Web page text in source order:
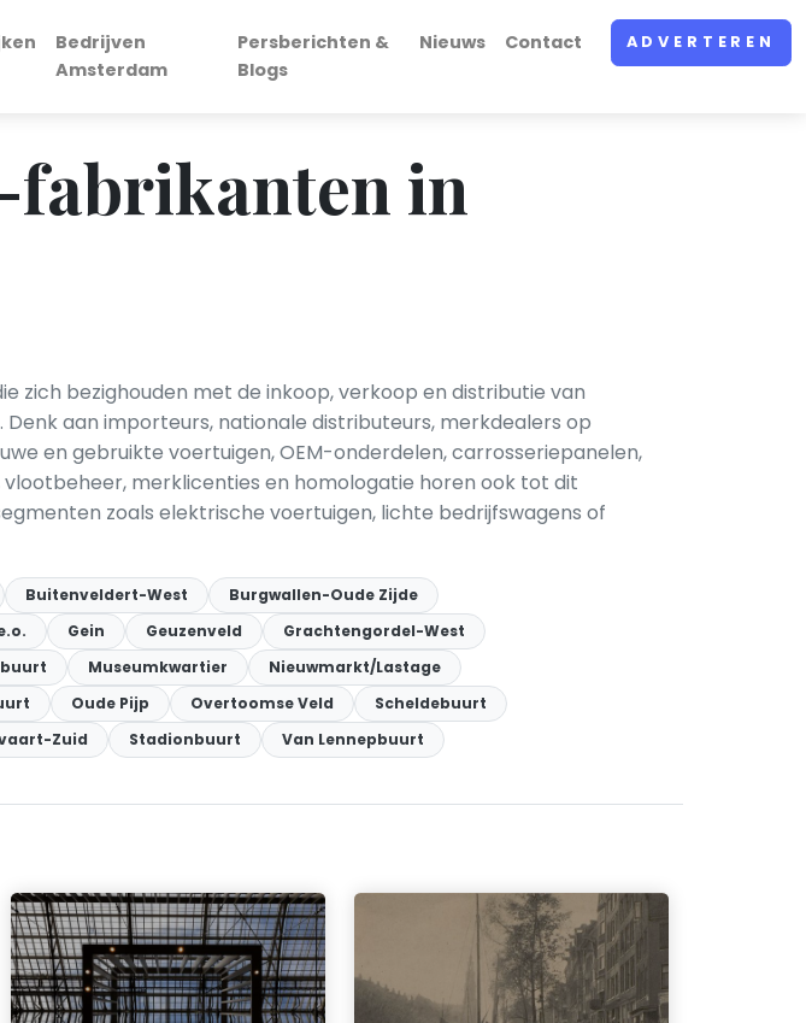
Bedrijven
Amsterdam
Persberichten &
Blogs
Nieuws Contact ADVERTEREN
fabrikanten in
bezighouden met de inkoop, verkoop en distributie van
aan importeurs, nationale distributeurs, merkdealers op
en gebruikte voertuigen, OEM-onderdelen, carrosseriepanelen,
merklicenties en homologatie horen ook tot dit
zoals elektrische voertuigen, lichte bedrijfswagens of
Buitenveldert-West
Burgwallen-Oude Zijde
Gein Geuzenveld
Grachtengordel-West
Museumkwartier
Nieuwmarkt/Lastage
Oude Pijp Overtoomse Veld
Scheldebuurt
Zuid Stadionbuurt
Van Lennepbuurt